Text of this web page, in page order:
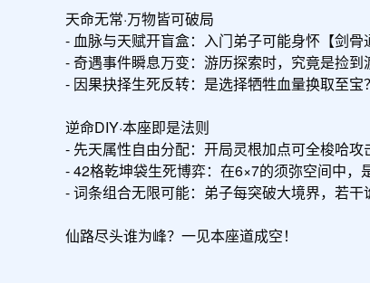
天命无常·万物皆可破局
- 血脉与天赋开盲盒：入门弟子可能身怀【剑
- 奇遇事件瞬息万变：游历探索时，究竟是捡
- 因果抉择生死反转：是选择牺牲血量换取至
逆命DIY·本座即是法则
- 先天属性自由分配：开局灵根加点可全梭哈
- 42格乾坤袋生死博弈：在6×7的须弥空间中，
- 词条组合无限可能：弟子每突破大境界，若干
仙路尽头谁为峰？一见本座道成空！